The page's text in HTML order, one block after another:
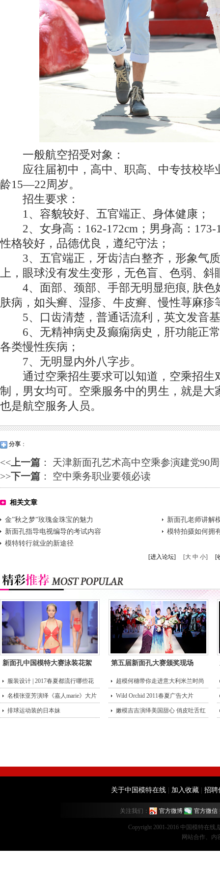
一般航空招受对象：
应往届初中，高中、职高、中专技校毕
龄15—22周岁。
招生要求：
1、容貌较好、五官端正、身体健康；
2、女身高：162-172cm；男身高：173-
性格较好，品德优良，遵纪守法；
3、五官端正，牙齿洁白整齐，形象气质
上，眼球没有发生变形，无色盲、色弱、
4、面部、颈部、手部无明显疤痕, 肤色
肤病，如头癣、湿疹、牛皮癣、慢性荨麻疹
5、口齿清楚，普通话流利，英文发音
6、无精神病史及癫痫病史，肝功能正常
各类慢性疾病；
7、无明显内外八字步。
通过空乘招生要求可以知道，空乘招生
制，男女均可。空乘服务中的男生，就是大
也是航空服务人员。
分享 ：
<<上一篇 ： 天津新面孔艺术高中空乘参演建党90
>>下一篇 ： 空中乘务职业要领必读
相关文章
金”秋之梦”玫瑰金珠宝的魅力
新面孔老师讲解
新面孔指导电视编导的考试内容
模特拍摄如何拥
模特转行就业的新途径
[进入论坛] [大 中 小] [
新面孔中国模特大赛泳装花絮 第五届新面孔大赛颁奖现场
服装设计 | 2017春夏都流行哪些花
型？
超模何穗带你走进意大利米兰时尚
街头
名模张亚芳演绎《嘉人marie》大片 Wild Orchid 2011春夏广告大片
排球运动装的日本妹 嫩模吉吉演绎美国甜心 俏皮吐舌红
关于中国模特在线 加入收藏 招聘
关注我们： 官方微博 官方微信
Copyright 2001-2016 中国模特在线
网站合作、内